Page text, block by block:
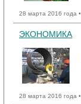
28 марта 2016 года •
ЭКОНОМИКА
28 марта 2016 года •